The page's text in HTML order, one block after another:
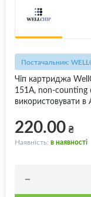
Постачальник:
Чіп картриджа
151A, non-counting
використовувати в
220.00₴
Наявність: в наявності